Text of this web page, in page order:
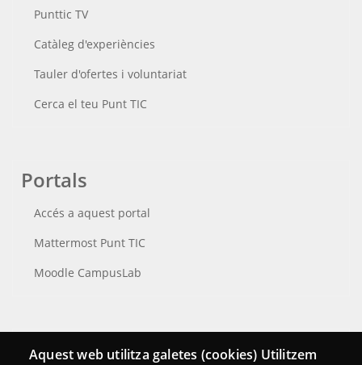
Punttic TV
Catàleg d'experiències
Tauler d'ofertes i voluntariat
Cerca el teu Punt TIC
Portals
Accés a aquest portal
Mattermost Punt TIC
Moodle CampusLab
Connecta
Aquest web utilitza galetes (cookies) Utilitzem